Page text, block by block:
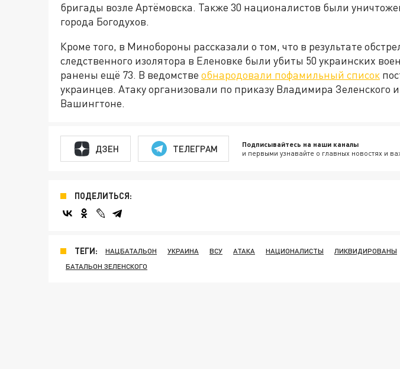
бригады возле Артёмовска. Также 30 националистов были
города Богодухов.
Кроме того, в Минобороны рассказали о том, что в результате
следственного изолятора в Еленовке были убиты 50 украинских
ранены ещё 73. В ведомстве обнародовали пофамильный список
украинцев. Атаку организовали по приказу Владимира Зеленского и
Вашингтоне.
ДЗЕН ТЕЛЕГРАМ Подписывайтесь на наши каналы
и первыми узнавайте о главных новостях и
ПОДЕЛИТЬСЯ:
ТЕГИ: НАЦБАТАЛЬОН УКРАИНА ВСУ АТАКА НАЦИОНАЛИСТЫ ЛИКВИДИРОВАНЫ
БАТАЛЬОН ЗЕЛЕНСКОГО